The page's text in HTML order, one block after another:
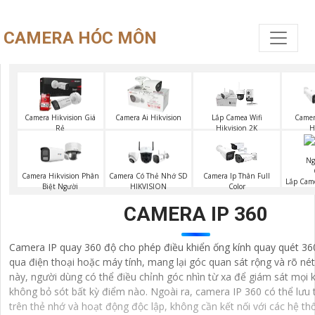
CAMERA HÓC MÔN
Camera Hikvision Giá
Rẻ
Camera Ai Hikvision
Lắp Camea Wifi
Hikvision 2K
Camera Hikvision Phân
Biệt Người
Camera Có Thẻ Nhớ SD
HIKVISION
Camera Ip Thân Full
Color
Lắp
CAMERA IP 360
Camera IP quay 360 độ cho phép điều khiển ống kính quay quét
qua điện thoại hoặc máy tính, mang lại góc quan sát rộng và rõ
này, người dùng có thể điều chỉnh góc nhìn từ xa để giám sát mọi
không bỏ sót bất kỳ điểm nào. Ngoài ra, camera IP 360 có thể lưu
trên thẻ nhớ và hoạt động độc lập, không cần kết nối với các hệ